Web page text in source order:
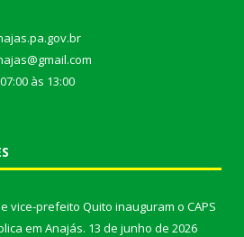
às 13:00
vice-prefeito Quito inauguram o CAPS
em Anajás. 13 de junho de 2026